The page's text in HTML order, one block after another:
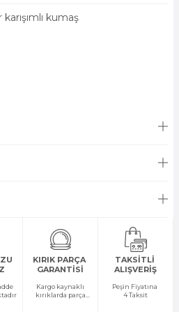
kumaş
KIRIK PARÇA
GARANTİSİ
Kargo kaynaklı
kırıklarda parça
TAKSİTLİ
ALIŞVERİŞ
Peşin Fiyatına
4 Taksit